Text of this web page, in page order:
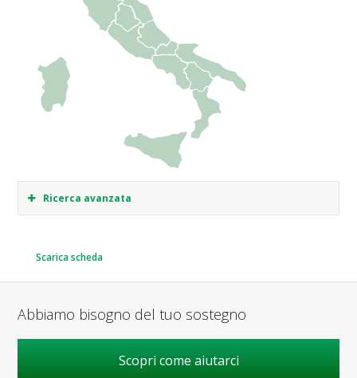
Ricerca avanzata
Scarica scheda
Abbiamo bisogno del tuo sostegno
Scopri come aiutarci